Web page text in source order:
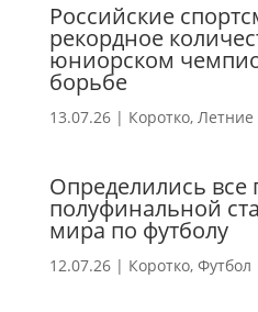
Российские
рекордное
юниорском
борьбе
13.07.26| Коротко, Летние
Определились все
полуфинальной
мира по футболу
12.07.26| Коротко, Футбол